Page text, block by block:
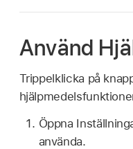
Använd
Trippelklicka på
Öppna
använda.